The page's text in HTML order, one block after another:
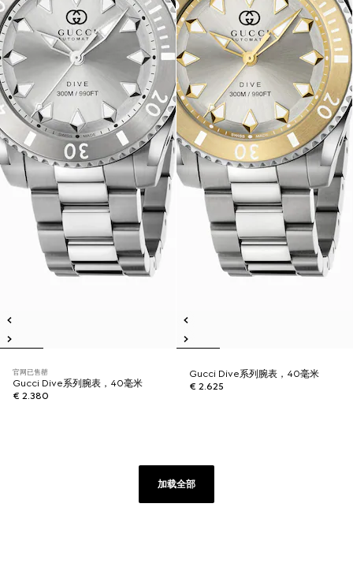
官网已售罄
Gucci Dive系列腕表，40毫米
€ 2.380
Gucci Dive系列腕表，40毫米
€ 2.625
加载全部